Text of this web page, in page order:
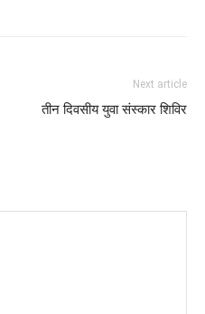
Next article
तीन दिवसीय युवा संस्कार शिविर